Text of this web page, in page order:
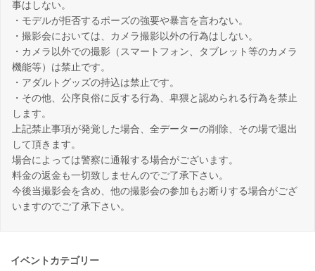
事はしない。
・モデルが拒否するポーズの強要や暴言を言わない。
・撮影会においては、カメラ撮影以外の行為はしない。
・カメラ以外での撮影（スマートフォン、タブレット等のカメラ
機能等）は禁止です。
・アダルトグッズの持込は禁止です。
・その他、公序良俗に反する行為、卑猥と認められる行為を禁止
します。
上記禁止事項が発覚した場合、全データーの削除、その場で退出
して頂きます。
場合によっては警察に通報する場合がございます。
料金の返金も一切致しませんのでご了承下さい。
今後当撮影会を含め、他の撮影会の参加もお断りする場合がござ
いますのでご了承下さい。
イベントカテゴリー